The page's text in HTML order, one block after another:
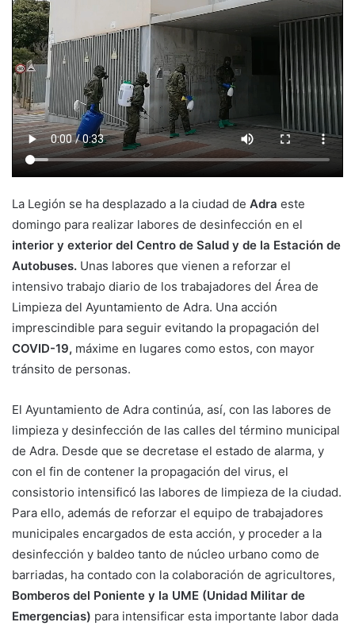
La Legión se ha desplazado a la ciudad de Adra este
domingo para realizar labores de desinfección en el
interior y exterior del Centro de Salud y de la Estación de
Autobuses. Unas labores que vienen a reforzar el
intensivo trabajo diario de los trabajadores del Área de
Limpieza del Ayuntamiento de Adra. Una acción
imprescindible para seguir evitando la propagación del
COVID-19, máxime en lugares como estos, con mayor
tránsito de personas.
El Ayuntamiento de Adra continúa, así, con las labores de
limpieza y desinfección de las calles del término municipal
de Adra. Desde que se decretase el estado de alarma, y
con el fin de contener la propagación del virus, el
consistorio intensificó las labores de limpieza de la ciudad.
Para ello, además de reforzar el equipo de trabajadores
municipales encargados de esta acción, y proceder a la
desinfección y baldeo tanto de núcleo urbano como de
barriadas, ha contado con la colaboración de agricultores,
Bomberos del Poniente y la UME (Unidad Militar de
Emergencias) para intensificar esta importante labor dada